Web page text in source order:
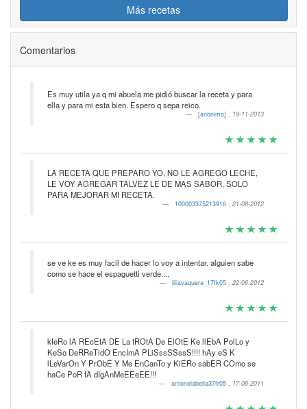
Más recetas
Comentarios
Es muy utila ya q mi abuela me pidió buscar la receta y para
ella y para mi esta bien. Espero q sepa reico.
[anonimo] , 19-11-2013
LA RECETA QUE PREPARO YO, NO LE AGREGO LECHE,
LE VOY AGREGAR TALVEZ LE DE MAS SABOR, SOLO
PARA MEJORAR MI RECETA.
100003375213916 , 21-08-2012
se ve ke es muy facil de hacer lo voy a intentar. alguien sabe
como se hace el espaguetti verde....
liliavaquera_17fk05 , 22-06-2012
kIeRo lA REcEtA DE La tROtA De ElOtE Ke llEbA PolLo y
KeSo DeRReTidO EncImA PLiSssSSssS!!!! hAy eS K
lLeVarOn Y PrObE Y Me EnCanTo y KiERo sabER COmo se
haCe PoR fA dIgAnMeEEeEE!!!
antonelabella37fr05 , 17-06-2011